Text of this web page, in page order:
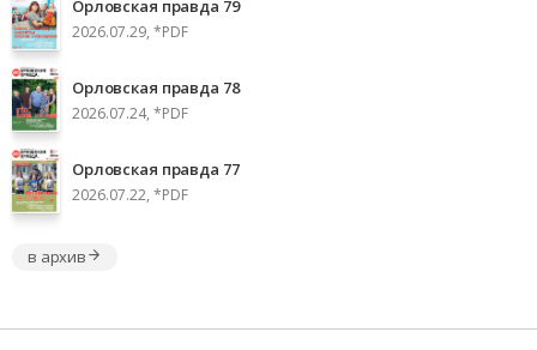
Орловская правда 79
2026.07.29, *PDF
Орловская правда 78
2026.07.24, *PDF
Орловская правда 77
2026.07.22, *PDF
в архив